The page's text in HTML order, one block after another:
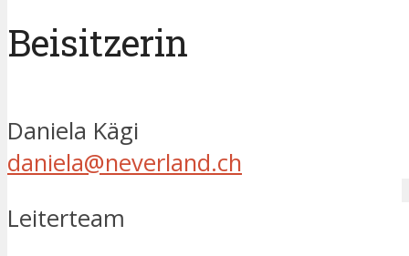
Beisitzerin
Daniela Kägi
daniela@neverland.ch
Leiterteam